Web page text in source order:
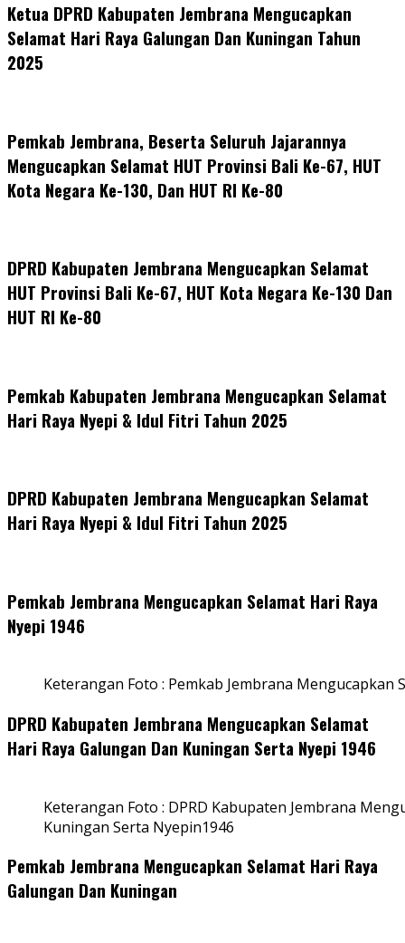
Ketua DPRD Kabupaten Jembrana Mengucapkan
Selamat Hari Raya Galungan Dan Kuningan Tahun
2025
Pemkab Jembrana, Beserta Seluruh Jajarannya
Mengucapkan Selamat HUT Provinsi Bali Ke-67, HUT
Kota Negara Ke-130, Dan HUT RI Ke-80
DPRD Kabupaten Jembrana Mengucapkan Selamat
HUT Provinsi Bali Ke-67, HUT Kota Negara Ke-130 Dan
HUT RI Ke-80
Pemkab Kabupaten Jembrana Mengucapkan Selamat
Hari Raya Nyepi & Idul Fitri Tahun 2025
DPRD Kabupaten Jembrana Mengucapkan Selamat
Hari Raya Nyepi & Idul Fitri Tahun 2025
Pemkab Jembrana Mengucapkan Selamat Hari Raya
Nyepi 1946
Keterangan Foto : Pemkab Jembrana Mengucapkan
DPRD Kabupaten Jembrana Mengucapkan Selamat
Hari Raya Galungan Dan Kuningan Serta Nyepi 1946
Keterangan Foto : DPRD Kabupaten Jembrana
Kuningan Serta Nyepin1946
Pemkab Jembrana Mengucapkan Selamat Hari Raya
Galungan Dan Kuningan